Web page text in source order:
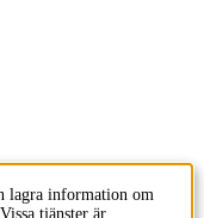
lagra information om
tjänster är